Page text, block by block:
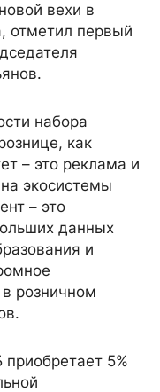
вехи в
отметил первый
набора
как
– это реклама и
экосистемы
– это
данных
и
розничном
приобретает 5%